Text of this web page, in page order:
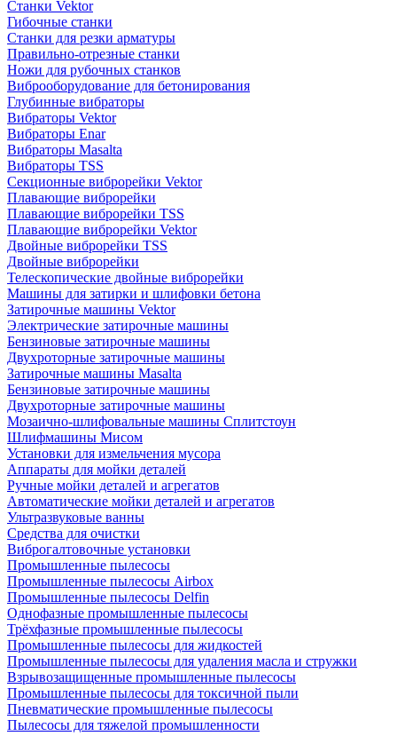
Станки Vektor
Гибочные станки
Станки для резки арматуры
Правильно-отрезные станки
Ножи для рубочных станков
Виброоборудование для бетонирования
Глубинные вибраторы
Вибраторы Vektor
Вибраторы Enar
Вибраторы Masalta
Вибраторы TSS
Секционные виброрейки Vektor
Плавающие виброрейки
Плавающие виброрейки TSS
Плавающие виброрейки Vektor
Двойные виброрейки TSS
Двойные виброрейки
Телескопические двойные виброрейки
Машины для затирки и шлифовки бетона
Затирочные машины Vektor
Электрические затирочные машины
Бензиновые затирочные машины
Двухроторные затирочные машины
Затирочные машины Masalta
Бензиновые затирочные машины
Двухроторные затирочные машины
Мозаично-шлифовальные машины Сплитстоун
Шлифмашины Мисом
Установки для измельчения мусора
Аппараты для мойки деталей
Ручные мойки деталей и агрегатов
Автоматические мойки деталей и агрегатов
Ультразвуковые ванны
Средства для очистки
Виброгалтовочные установки
Промышленные пылесосы
Промышленные пылесосы Airbox
Промышленные пылесосы Delfin
Однофазные промышленные пылесосы
Трёхфазные промышленные пылесосы
Промышленные пылесосы для жидкостей
Промышленные пылесосы для удаления масла и стружки
Взрывозащищенные промышленные пылесосы
Промышленные пылесосы для токсичной пыли
Пневматические промышленные пылесосы
Пылесосы для тяжелой промышленности